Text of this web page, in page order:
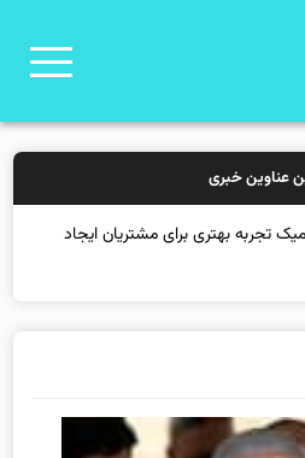
عناوین خبری
تجربه بهتری برای مشتریان ایجاد